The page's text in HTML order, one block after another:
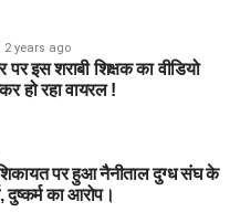
2 years ago
इस शराबी शिक्षक का वीडियो
हो रहा वायरल !
पर हुआ नैनीताल दुग्ध संघ के
दुष्कर्म का आरोप।